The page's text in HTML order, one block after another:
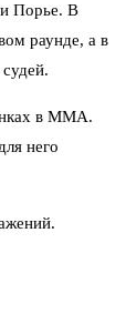
Порье. В
раунде, а в
в ММА.
него